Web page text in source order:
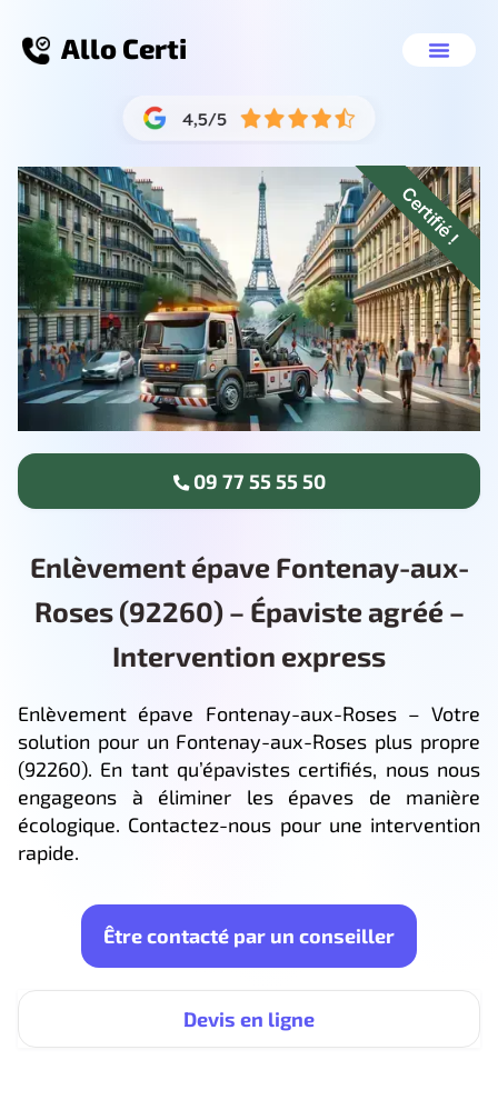
Allo Certi
Enlèvement épave Fontenay-aux-
Roses (92260) – Épaviste agréé –
Intervention express
Enlèvement épave Fontenay-aux-Roses – Votre
solution pour un Fontenay-aux-Roses plus propre
(92260). En tant qu’épavistes certifiés, nous nous
engageons à éliminer les épaves de manière
écologique. Contactez-nous pour une intervention
rapide.
Être contacté par un conseiller
Devis en ligne
Certifié !
09 77 55 55 50